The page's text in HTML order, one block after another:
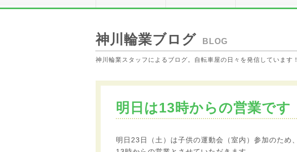
神川輪業ブログ BLOG
神川輪業スタッフによるブログ。自転車屋の日々を発信しています！
明日は13時からの営業です
明日23日（土）は子供の運動会（室内）参加のため、